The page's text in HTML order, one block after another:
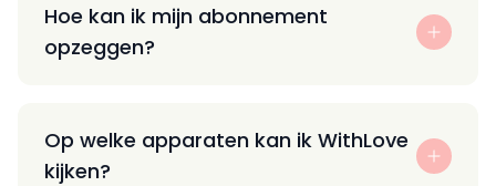
Hoe kan ik mijn abonnement
opzeggen?
Op welke apparaten kan ik WithLove
kijken?